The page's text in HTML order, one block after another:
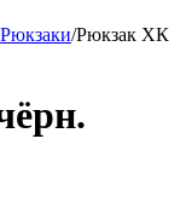
/Рюкзак ХК